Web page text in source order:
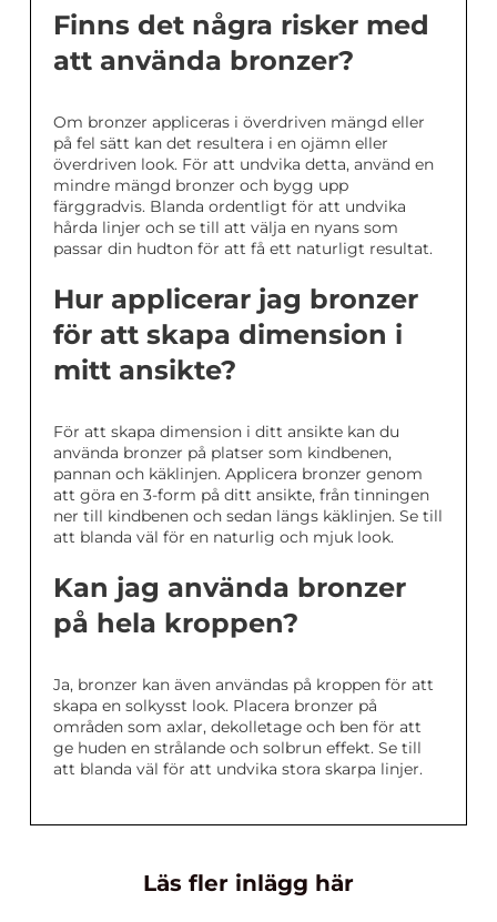
Finns det några risker med
att använda bronzer?
Om bronzer appliceras i överdriven mängd eller
på fel sätt kan det resultera i en ojämn eller
överdriven look. För att undvika detta, använd en
mindre mängd bronzer och bygg upp
färggradvis. Blanda ordentligt för att undvika
hårda linjer och se till att välja en nyans som
passar din hudton för att få ett naturligt resultat.
Hur applicerar jag bronzer
för att skapa dimension i
mitt ansikte?
För att skapa dimension i ditt ansikte kan du
använda bronzer på platser som kindbenen,
pannan och käklinjen. Applicera bronzer genom
att göra en 3-form på ditt ansikte, från tinningen
ner till kindbenen och sedan längs käklinjen. Se till
att blanda väl för en naturlig och mjuk look.
Kan jag använda bronzer
på hela kroppen?
Ja, bronzer kan även användas på kroppen för att
skapa en solkysst look. Placera bronzer på
områden som axlar, dekolletage och ben för att
ge huden en strålande och solbrun effekt. Se till
att blanda väl för att undvika stora skarpa linjer.
Läs fler inlägg här